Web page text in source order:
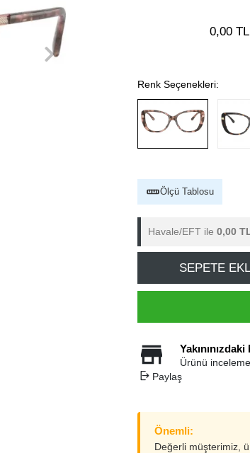
0,00 TL
Renk Seçenekleri:
Ölçü Tablosu
Havale/EFT ile 0,00
SEPETE
Ürünü
Paylaş
Önemli:
Değerli müşterimiz,